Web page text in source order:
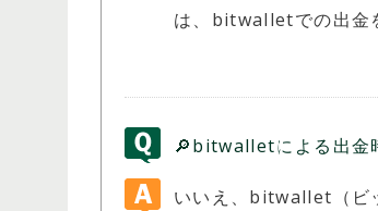
は、bitwalletでの出金
🔎bitwalletによる出金
いいえ、bitwallet（ビ